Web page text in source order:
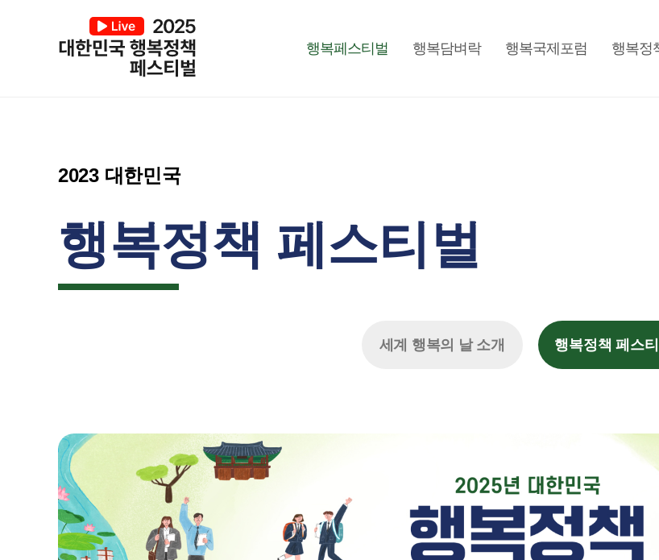
행복페스티벌 행복담벼락 행복국제포럼 행복정
2023 대한민국
행복정책 페스티벌
세계 행복의 날 소개 행복정책 페스